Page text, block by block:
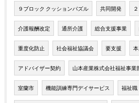
９ブロック クッションパズル 共同開発
介護報酬改定 通所介護 総合支援事業
重度化防止 社会福祉協議会 要支援
アドバイザー契約 山本産業株式会社福祉事業
室蘭市 機能訓練専門デイサービス 福祉職